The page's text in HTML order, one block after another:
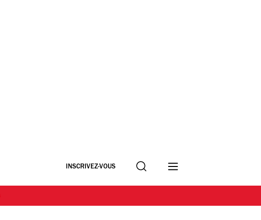
INSCRIVEZ-VOUS Recherche